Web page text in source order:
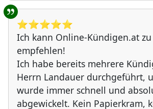
⭐️⭐️⭐️⭐️⭐️
Ich kann Online-Kündigen.at zu
empfehlen!
Ich habe bereits mehrere
Herrn Landauer durchgeführt,
wurde immer schnell und
abgewickelt. Kein Papierkram,